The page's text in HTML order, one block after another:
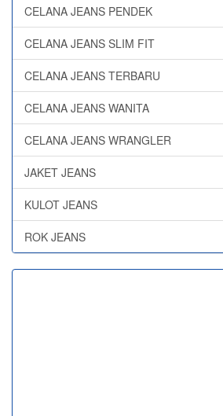
CELANA JEANS PENDEK
CELANA JEANS SLIM FIT
CELANA JEANS TERBARU
CELANA JEANS WANITA
CELANA JEANS WRANGLER
JAKET JEANS
KULOT JEANS
ROK JEANS